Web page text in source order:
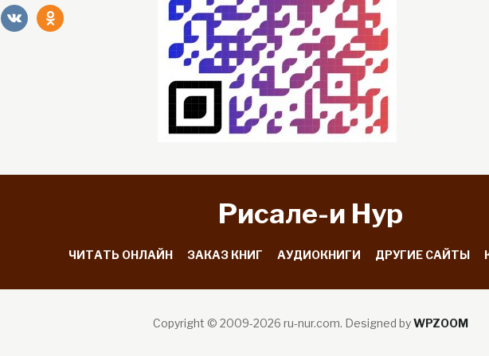
vkontakteodnoklassniki
Рисале-и Hyp
ЧИТАТЬ ОНЛАЙН ЗАКАЗ КНИГ АУДИОКНИГИ ДРУГИЕ САЙТЫ
Copyright © 2009-2026 ru-nur.com. Designed byWPZOOM